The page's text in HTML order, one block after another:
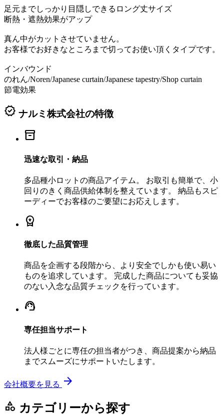
足元までしっかり目隠しできるロング丈サイズ
断熱・遮熱効果がアップ
真ん中がカットさせていません。
お客様でお好きなところまで切ってお使い頂くタイプです。
インバウンド
のれん/Noren/Japanese curtain/Japanese tapestry/Shop curtain
節電効果
verified ナルミ株式会社の特徴
inventory_2
迅速な取引・納品
多品種小ロットの商品アイテム。 お取引も簡単で、小
回りのきく商品供給体制を整えています。 納品もスピ
ーディーでお客様のご要望にお応えします。
workspace_premium
徹底した品質管理
商品を企画する段階から、より安全でしかも使い易い
ものを追求しています。 完成した商品についても妥協
のない入念な品質チェックを行っています。
support_agent
専任担当サポート
法人様ごとに専任の担当者がつき、商品提案から納品
までスムーズにサポートいたします。
会社概要を見る arrow_forward
category カテゴリーから探す